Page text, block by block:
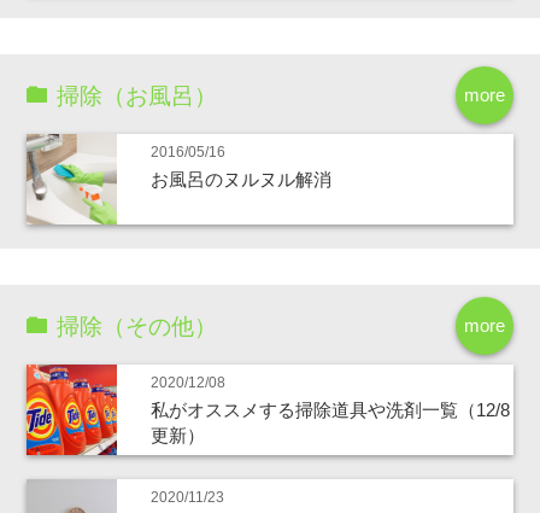
more
掃除（お風呂）
2016/05/16
お風呂のヌルヌル解消
more
掃除（その他）
2020/12/08
私がオススメする掃除道具や洗剤一覧（12/8
更新）
2020/11/23